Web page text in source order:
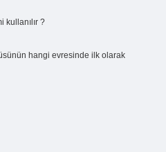
kullanılır ?
hangi evresinde ilk olarak